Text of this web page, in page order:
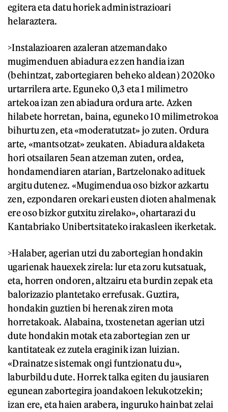
egitera eta datu horiek administrazioari
helaraztera.
>Instalazioaren azaleran atzemandako
mugimenduen abiadura ez zen handia izan
(behintzat, zabortegiaren beheko aldean) 2020ko
urtarrilera arte. Eguneko 0,3 eta 1 milimetro
artekoa izan zen abiadura ordura arte. Azken
hilabete horretan, baina, eguneko 10 milimetrokoa
bihurtu zen, eta «moderatutzat» jo zuten. Ordura
arte, «mantsotzat» zeukaten. Abiadura aldaketa
hori otsailaren 5ean atzeman zuten, ordea,
hondamendiaren atarian, Bartzelonako adituek
argitu dutenez. «Mugimendua oso bizkor azkartu
zen, ezpondaren orekari eusten dioten ahalmenak
ere oso bizkor gutxitu zirelako», ohartarazi du
Kantabriako Unibertsitateko irakasleen ikerketak.
>Halaber, agerian utzi du zabortegian hondakin
ugarienak hauexek zirela: lur eta zoru kutsatuak,
eta, horren ondoren, altzairu eta burdin zepak eta
balorizazio plantetako errefusak. Guztira,
hondakin guztien bi herenak ziren mota
horretakoak. Alabaina, txostenetan agerian utzi
dute hondakin motak eta zabortegian zen ur
kantitateak ez zutela eraginik izan luizian.
«Drainatze sistemak ongi funtzionatu du»,
laburbildu dute. Horrek talka egiten du jausiaren
egunean zabortegira joandakoen lekukotzekin;
izan ere, eta haien arabera, inguruko hainbat zelai